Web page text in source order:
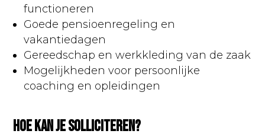
functioneren
Goede pensioenregeling en
vakantiedagen
Gereedschap en werkkleding van de zaak
Mogelijkheden voor persoonlijke
coaching en opleidingen
Hoe kan je solliciteren?